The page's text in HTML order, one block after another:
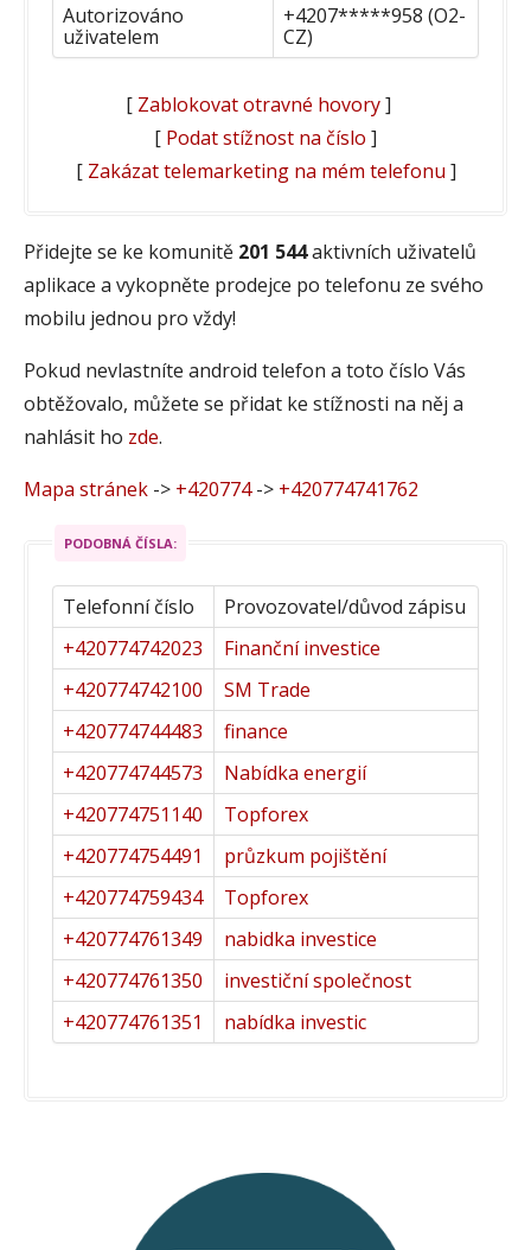
Autorizováno
uživatelem
+4207*****958 (O2-
CZ)
[ Zablokovat otravné hovory]
[ Podat stížnost na číslo ]
[ Zakázat telemarketing na mém telefonu ]
Přidejte se ke komunitě 201 544aktivních uživatelů
aplikace a vykopněte prodejce po telefonu ze svého
mobilu jednou pro vždy!
Pokud nevlastníte android telefon a toto číslo Vás
obtěžovalo, můžete se přidat ke stížnosti na něj a
nahlásit ho zde.
Mapa stránek -> +420774-> +420774741762
PODOBNÁ ČÍSLA:
Telefonní číslo
Provozovatel/důvod zápisu
+420774742023
Finanční investice
+420774742100
SM Trade
+420774744483
finance
+420774744573
Nabídka energií
+420774751140
Topforex
+420774754491
průzkum pojištění
+420774759434
Topforex
+420774761349
nabidka investice
+420774761350
investiční společnost
+420774761351
nabídka investic